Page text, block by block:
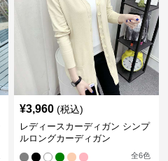
¥3,960 (税込)
レディースカーディガン シンプ
ルロングカーディガン
全6色